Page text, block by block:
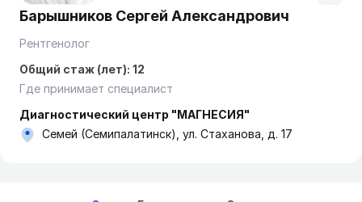
Барышников Сергей Александрович
Рентгенолог
Общий стаж (лет): 12
Где принимает специалист
Диагностический центр "МАГНЕСИЯ"
Семей (Семипалатинск), ул. Стаханова, д. 17